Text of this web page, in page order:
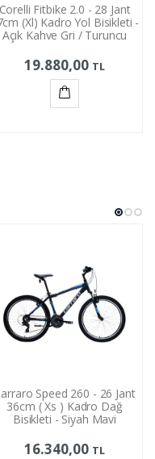
Corelli Fitbike 2.0 - 28 Jant
(Xl) Kadro Yol Bisikleti -
Açık Kahve Gri / Turuncu
19.880,00 TL
Speed 260 - 26 Jant
36cm ( Xs ) Kadro Dağ
Bisikleti - Siyah Mavi
16.340,00 TL